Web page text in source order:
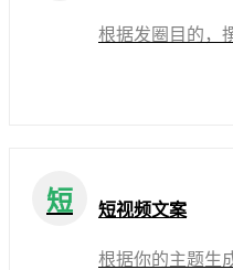
根据发圈目的，
短 短视频文案
根据你的主题生